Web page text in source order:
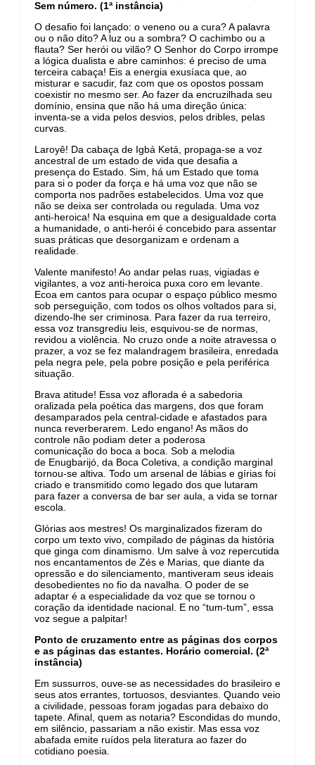
Sem número. (1ª instância)
O desafio foi lançado: o veneno ou a cura? A palavra
ou o não dito? A luz ou a sombra? O cachimbo ou a
flauta? Ser herói ou vilão? O Senhor do Corpo irrompe
a lógica dualista e abre caminhos: é preciso de uma
terceira cabaça! Eis a energia exusíaca que, ao
misturar e sacudir, faz com que os opostos possam
coexistir no mesmo ser. Ao fazer da encruzilhada seu
domínio, ensina que não há uma direção única:
inventa-se a vida pelos desvios, pelos dribles, pelas
curvas.
Laroyê! Da cabaça de Igbá Ketá, propaga-se a voz
ancestral de um estado de vida que desafia a
presença do Estado. Sim, há um Estado que toma
para si o poder da força e há uma voz que não se
comporta nos padrões estabelecidos. Uma voz que
não se deixa ser controlada ou regulada. Uma voz
anti-heroica! Na esquina em que a desigualdade corta
a humanidade, o anti-herói é concebido para assentar
suas práticas que desorganizam e ordenam a
realidade.
Valente manifesto! Ao andar pelas ruas, vigiadas e
vigilantes, a voz anti-heroica puxa coro em levante.
Ecoa em cantos para ocupar o espaço público mesmo
sob perseguição, com todos os olhos voltados para si,
dizendo-lhe ser criminosa. Para fazer da rua terreiro,
essa voz transgrediu leis, esquivou-se de normas,
revidou a violência. No cruzo onde a noite atravessa o
prazer, a voz se fez malandragem brasileira, enredada
pela negra pele, pela pobre posição e pela periférica
situação.
Brava atitude! Essa voz aflorada é a sabedoria
oralizada pela poética das margens, dos que foram
desamparados pela central-cidade e afastados para
nunca reverberarem. Ledo engano! As mãos do
controle não podiam deter a poderosa
comunicação do boca a boca. Sob a melodia
de Enugbarijó, da Boca Coletiva, a condição marginal
tornou-se altiva. Todo um arsenal de lábias e gírias foi
criado e transmitido como legado dos que lutaram
para fazer a conversa de bar ser aula, a vida se tornar
escola.
Glórias aos mestres! Os marginalizados fizeram do
corpo um texto vivo, compilado de páginas da história
que ginga com dinamismo. Um salve à voz repercutida
nos encantamentos de Zés e Marias, que diante da
opressão e do silenciamento, mantiveram seus ideais
desobedientes no fio da navalha. O poder de se
adaptar é a especialidade da voz que se tornou o
coração da identidade nacional. E no “tum-tum”, essa
voz segue a palpitar!
Ponto de cruzamento entre as páginas dos corpos
e as páginas das estantes. Horário comercial. (2ª
instância)
Em sussurros, ouve-se as necessidades do brasileiro e
seus atos errantes, tortuosos, desviantes. Quando veio
a civilidade, pessoas foram jogadas para debaixo do
tapete. Afinal, quem as notaria? Escondidas do mundo,
em silêncio, passariam a não existir. Mas essa voz
abafada emite ruídos pela literatura ao fazer do
cotidiano poesia.